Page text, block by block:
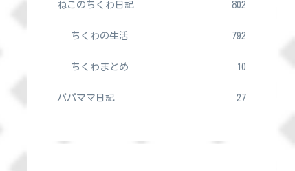
ねこのちくわ日記 802
ちくわの生活 792
ちくわまとめ 10
パパママ日記 27